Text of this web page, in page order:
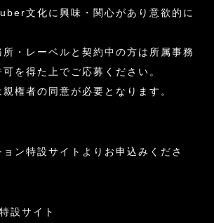
文化に興味・関心があり意欲的に
・レーベルと契約中の方は所属事務
を得た上でご応募ください。
権者の同意が必要となります。
ン特設サイトよりお申込みくださ
設サイト